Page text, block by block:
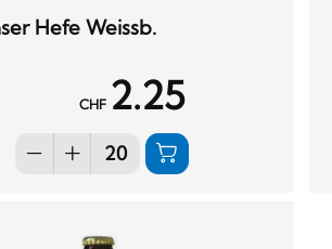
Hefe Weissb.
CHF 2.25